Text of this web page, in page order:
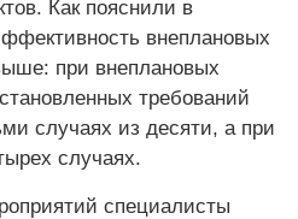
Как пояснили в
внеплановых
при внеплановых
требований
случаях из десяти, а при
случаях.
специалисты